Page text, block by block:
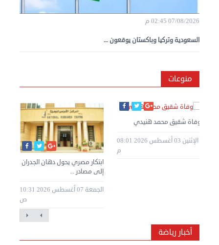
07/08/2026 02:45 م
السعودية وتركيا وباكستان يوقعون ...
منوعات
ابتكار مصري يحول دهان الجدران
إلى مصادر ...
الجمعة 07 أغسطس 2026 10:31
ص
وفاة شقيق محمد هنيدي
الإثنين 03 أغسطس 2026 08:01
م
أخبار رياضة